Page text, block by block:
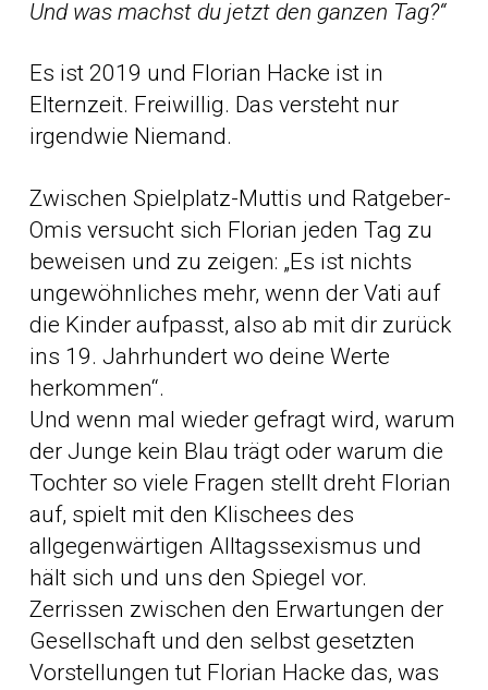
Und was machst du jetzt den ganzen Tag?“
Es ist 2019 und Florian Hacke ist in
Elternzeit. Freiwillig. Das versteht nur
irgendwie Niemand.
Zwischen Spielplatz-Muttis und Ratgeber-
Omis versucht sich Florian jeden Tag zu
beweisen und zu zeigen: „Es ist nichts
ungewöhnliches mehr, wenn der Vati auf
die Kinder aufpasst, also ab mit dir zurück
ins 19. Jahrhundert wo deine Werte
herkommen“.
Und wenn mal wieder gefragt wird, warum
der Junge kein Blau trägt oder warum die
Tochter so viele Fragen stellt dreht Florian
auf, spielt mit den Klischees des
allgegenwärtigen Alltagssexismus und
hält sich und uns den Spiegel vor.
Zerrissen zwischen den Erwartungen der
Gesellschaft und den selbst gesetzten
Vorstellungen tut Florian Hacke das, was